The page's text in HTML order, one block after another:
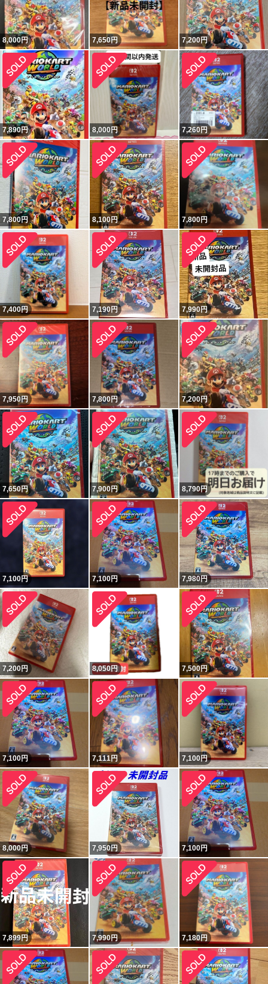
8,000円 7,650円 7,200円
7,890円 8,000円 7,260円
7,800円 8,100円 7,800円
7,400円 7,190円 7,990円
7,950円 7,800円 7,200円
7,650円 7,900円 8,790円
7,100円 7,100円 7,980円
7,200円 8,050円 7,500円
7,100円 7,111円 7,100円
8,000円 7,950円 7,100円
7,899円 7,990円 7,180円